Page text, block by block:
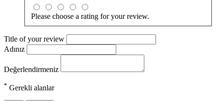
Please choose a rating for your review.
Title of your review
Adınız
Değerlendirmeniz
* Gerekli alanlar